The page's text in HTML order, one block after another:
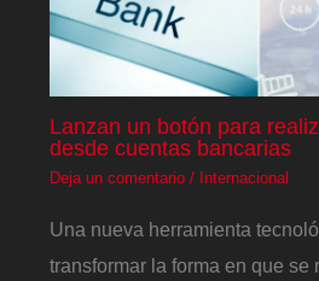
Lanzan un botón para
desde cuentas bancarias
Deja un comentario / Internacional
Una nueva herramienta
transformar la forma en que se